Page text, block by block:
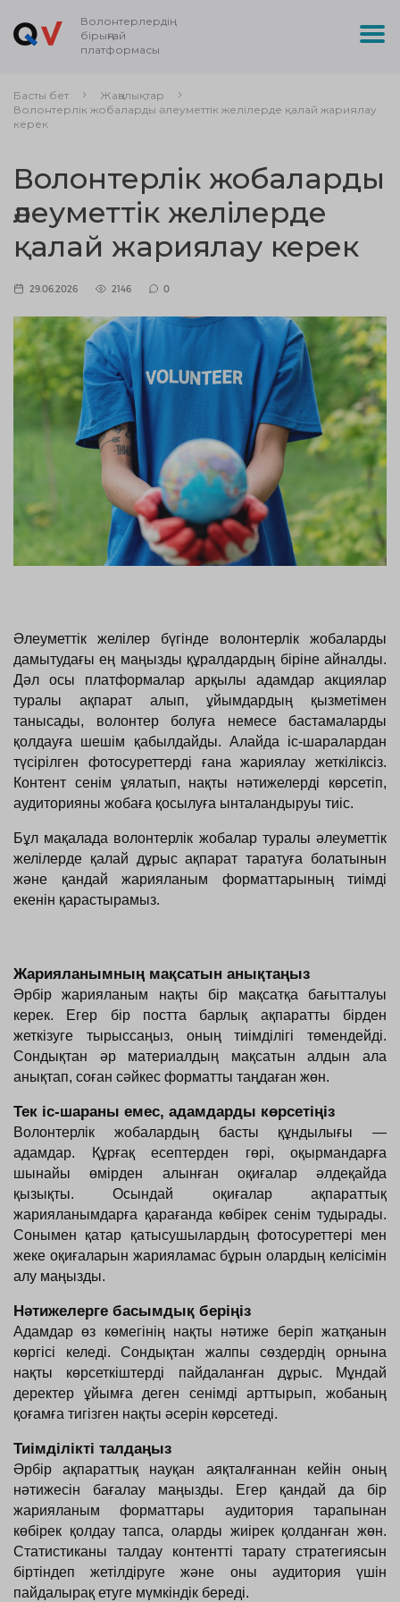
Волонтерлердің
бірыңғай
платформасы
Басты бет
Жаңалықтар
Волонтерлік жобаларды әлеуметтік желілерде қалай жариялау
керек
Волонтерлік жобаларды
әлеуметтік желілерде
қалай жариялау керек
29.06.2026 2146 0
Әлеуметтік желілер бүгінде волонтерлік жобаларды
дамытудағы ең маңызды құралдардың біріне айналды.
Дәл осы платформалар арқылы адамдар акциялар
туралы ақпарат алып, ұйымдардың қызметімен
танысады, волонтер болуға немесе бастамаларды
қолдауға шешім қабылдайды. Алайда іс-шаралардан
түсірілген фотосуреттерді ғана жариялау жеткіліксіз.
Контент сенім ұялатып, нақты нәтижелерді көрсетіп,
аудиторияны жобаға қосылуға ынталандыруы тиіс.
Бұл мақалада волонтерлік жобалар туралы әлеуметтік
желілерде қалай дұрыс ақпарат таратуға болатынын
және қандай жарияланым форматтарының тиімді
екенін қарастырамыз.
Жарияланымның мақсатын анықтаңыз
Әрбір жарияланым нақты бір мақсатқа бағытталуы
керек. Егер бір постта барлық ақпаратты бірден
жеткізуге тырыссаңыз, оның тиімділігі төмендейді.
Сондықтан әр материалдың мақсатын алдын ала
анықтап, соған сәйкес форматты таңдаған жөн.
Тек іс-шараны емес, адамдарды көрсетіңіз
Волонтерлік жобалардың басты құндылығы —
адамдар. Құрғақ есептерден гөрі, оқырмандарға
шынайы өмірден алынған оқиғалар әлдеқайда
қызықты. Осындай оқиғалар ақпараттық
жарияланымдарға қарағанда көбірек сенім тудырады.
Сонымен қатар қатысушылардың фотосуреттері мен
жеке оқиғаларын жарияламас бұрын олардың келісімін
алу маңызды.
Нәтижелерге басымдық беріңіз
Адамдар өз көмегінің нақты нәтиже беріп жатқанын
көргісі келеді. Сондықтан жалпы сөздердің орнына
нақты көрсеткіштерді пайдаланған дұрыс. Мұндай
деректер ұйымға деген сенімді арттырып, жобаның
қоғамға тигізген нақты әсерін көрсетеді.
Тиімділікті талдаңыз
Әрбір ақпараттық науқан аяқталғаннан кейін оның
нәтижесін бағалау маңызды. Егер қандай да бір
жарияланым форматтары аудитория тарапынан
көбірек қолдау тапса, оларды жиірек қолданған жөн.
Статистиканы талдау контентті тарату стратегиясын
біртіндеп жетілдіруге және оны аудитория үшін
пайдалырақ етуге мүмкіндік береді.